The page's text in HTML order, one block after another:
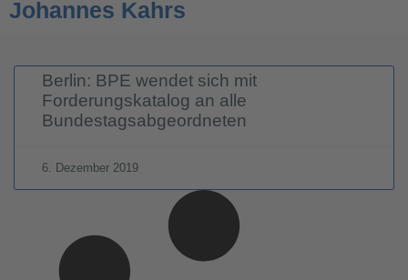
Johannes Kahrs
Berlin: BPE wendet sich mit
Forderungskatalog an alle
Bundestagsabgeordneten
6. Dezember 2019